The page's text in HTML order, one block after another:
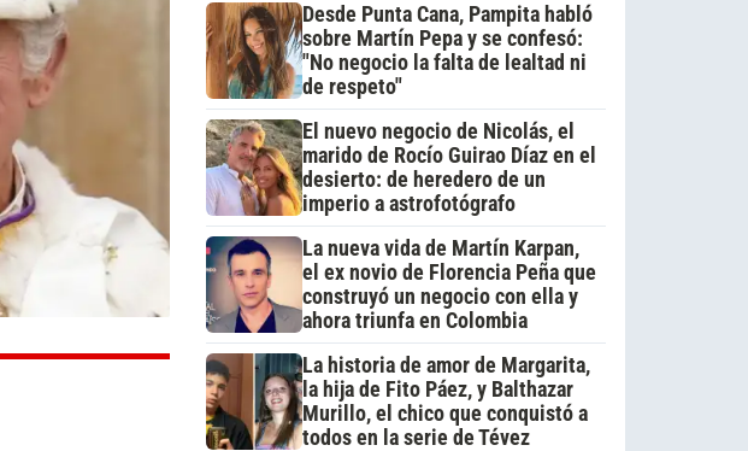
Desde Punta Cana, Pampita habló
sobre Martín Pepa y se confesó:
"No negocio la falta de lealtad ni
de respeto"
El nuevo negocio de Nicolás, el
marido de Rocío Guirao Díaz en el
desierto: de heredero de un
imperio a astrofotógrafo
La nueva vida de Martín Karpan,
el ex novio de Florencia Peña que
construyó un negocio con ella y
ahora triunfa en Colombia
La historia de amor de Margarita,
la hija de Fito Páez, y Balthazar
Murillo, el chico que conquistó a
todos en la serie de Tévez